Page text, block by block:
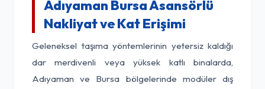
Adıyaman Bursa Asansörlü
Nakliyat ve Kat Erişimi
Geleneksel taşıma yöntemlerinin yetersiz kaldığı
dar merdivenli veya yüksek katlı binalarda,
Adıyaman ve Bursa bölgelerinde modüler dış